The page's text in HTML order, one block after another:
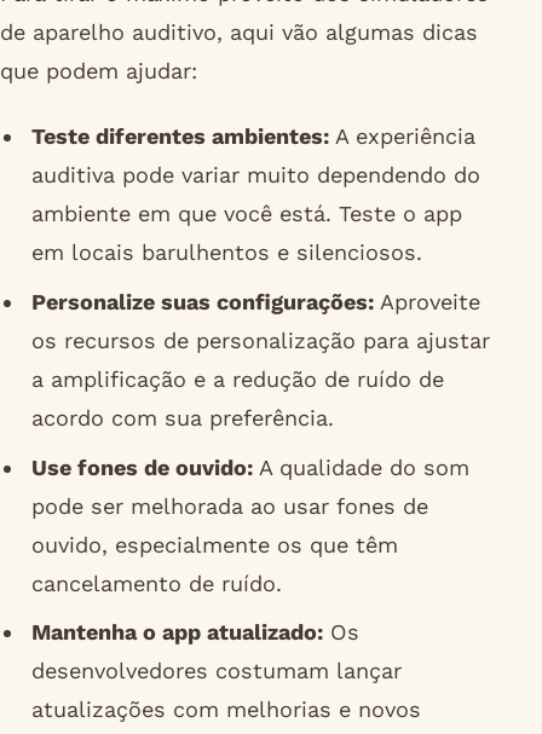
de aparelho auditivo, aqui vão algumas dicas
que podem ajudar:
Teste diferentes ambientes:A experiência
auditiva pode variar muito dependendo do
ambiente em que você está. Teste o app
em locais barulhentos e silenciosos.
Personalize suas configurações:Aproveite
os recursos de personalização para ajustar
a amplificação e a redução de ruído de
acordo com sua preferência.
Use fones de ouvido:A qualidade do som
pode ser melhorada ao usar fones de
ouvido, especialmente os que têm
cancelamento de ruído.
Mantenha o app atualizado:Os
desenvolvedores costumam lançar
atualizações com melhorias e novos